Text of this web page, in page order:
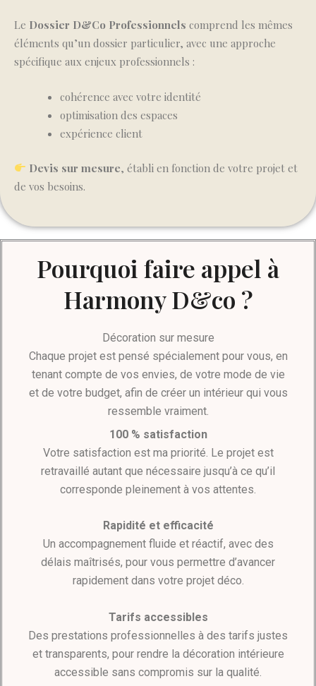
Le Dossier D&Co Professionnels comprend les mêmes
éléments qu’un dossier particulier, avec une approche
spécifique aux enjeux professionnels :
cohérence avec votre identité
optimisation des espaces
expérience client
Devis sur mesure, établi en fonction de votre projet et
de vos besoins.
Pourquoi faire appel à
Harmony D&co ?
Décoration sur mesure
Chaque projet est pensé spécialement pour vous, en
tenant compte de vos envies, de votre mode de vie
et de votre budget, afin de créer un intérieur qui vous
ressemble vraiment.
100 % satisfaction
Votre satisfaction est ma priorité. Le projet est
retravaillé autant que nécessaire jusqu’à ce qu’il
corresponde pleinement à vos attentes.
Rapidité et efficacité
Un accompagnement fluide et réactif, avec des
délais maîtrisés, pour vous permettre d’avancer
rapidement dans votre projet déco.
Tarifs accessibles
Des prestations professionnelles à des tarifs justes
et transparents, pour rendre la décoration intérieure
accessible sans compromis sur la qualité.